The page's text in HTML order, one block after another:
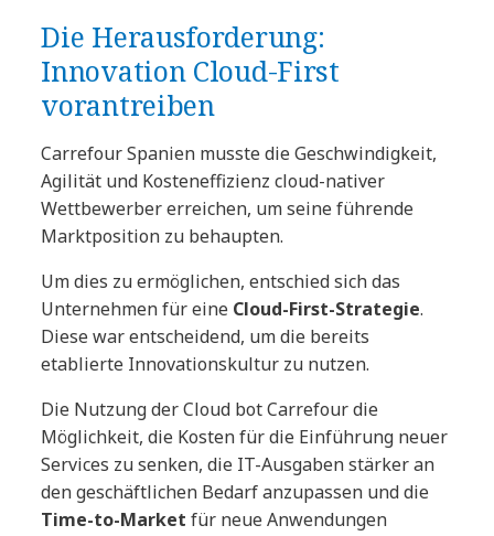
Die Herausforderung:
Innovation Cloud-First
vorantreiben
Carrefour Spanien musste die Geschwindigkeit,
Agilität und Kosteneffizienz cloud-nativer
Wettbewerber erreichen, um seine führende
Marktposition zu behaupten.
Um dies zu ermöglichen, entschied sich das
Unternehmen für eine Cloud-First-Strategie.
Diese war entscheidend, um die bereits
etablierte Innovationskultur zu nutzen.
Die Nutzung der Cloud bot Carrefour die
Möglichkeit, die Kosten für die Einführung neuer
Services zu senken, die IT-Ausgaben stärker an
den geschäftlichen Bedarf anzupassen und die
Time-to-Market für neue Anwendungen